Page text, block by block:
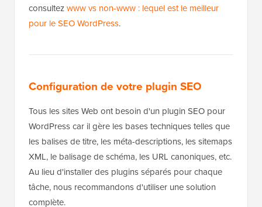
consultezwww vs non-www : lequel est le meilleur
pour le SEO WordPress.
Configuration de votre plugin SEO
Tous les sites Web ont besoin d'un plugin SEO pour
WordPress car il gère les bases techniques telles que
les balises de titre, les méta-descriptions, les sitemaps
XML, le balisage de schéma, les URL canoniques, etc.
Au lieu d'installer des plugins séparés pour chaque
tâche, nous recommandons d'utiliser une solution
complète.